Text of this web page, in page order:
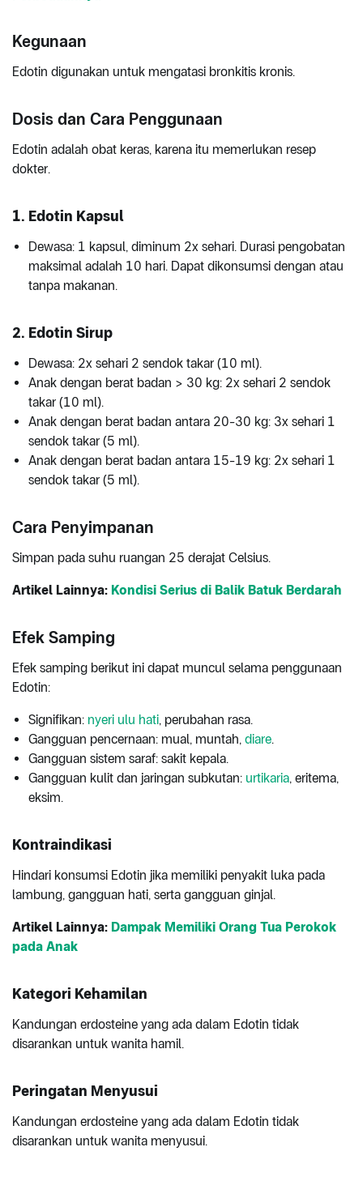
Kegunaan
Edotin digunakan untuk mengatasi bronkitis kronis.
Dosis dan Cara Penggunaan
Edotin adalah obat keras, karena itu memerlukan resep
dokter.
1. Edotin Kapsul
Dewasa: 1 kapsul, diminum 2x sehari. Durasi pengobatan
maksimal adalah 10 hari. Dapat dikonsumsi dengan atau
tanpa makanan.
2. Edotin Sirup
Dewasa: 2x sehari 2 sendok takar (10 ml).
Anak dengan berat badan > 30 kg: 2x sehari 2 sendok
takar (10 ml).
Anak dengan berat badan antara 20-30 kg: 3x sehari 1
sendok takar (5 ml).
Anak dengan berat badan antara 15-19 kg: 2x sehari 1
sendok takar (5 ml).
Cara Penyimpanan
Simpan pada suhu ruangan 25 derajat Celsius.
Artikel Lainnya: Kondisi Serius di Balik Batuk Berdarah
Efek Samping
Efek samping berikut ini dapat muncul selama penggunaan
Edotin:
Signifikan: nyeri ulu hati, perubahan rasa.
Gangguan pencernaan: mual, muntah, diare.
Gangguan sistem saraf: sakit kepala.
Gangguan kulit dan jaringan subkutan: urtikaria, eritema,
eksim.
Kontraindikasi
Hindari konsumsi Edotin jika memiliki penyakit luka pada
lambung, gangguan hati, serta gangguan ginjal.
Artikel Lainnya: Dampak Memiliki Orang Tua Perokok
pada Anak
Kategori Kehamilan
Kandungan erdosteine yang ada dalam Edotin tidak
disarankan untuk wanita hamil.
Peringatan Menyusui
Kandungan erdosteine yang ada dalam Edotin tidak
disarankan untuk wanita menyusui.